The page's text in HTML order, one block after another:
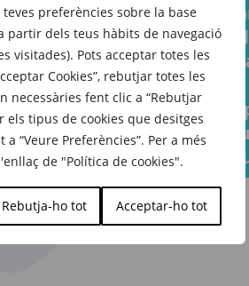
preferències sobre la base
partir dels teus hàbits de navegació
visitades). Pots acceptar totes les
Cookies”, rebutjar totes les
necessàries fent clic a “Rebutjar
els tipus de cookies que desitges
“Veure Preferències”. Per a més
de "Política de cookies".
Rebutja-ho tot Acceptar-ho tot
Aquest estiu,
porta’l tot
sense
complicacions
gràcies
a Feu Vert
a
amb
en